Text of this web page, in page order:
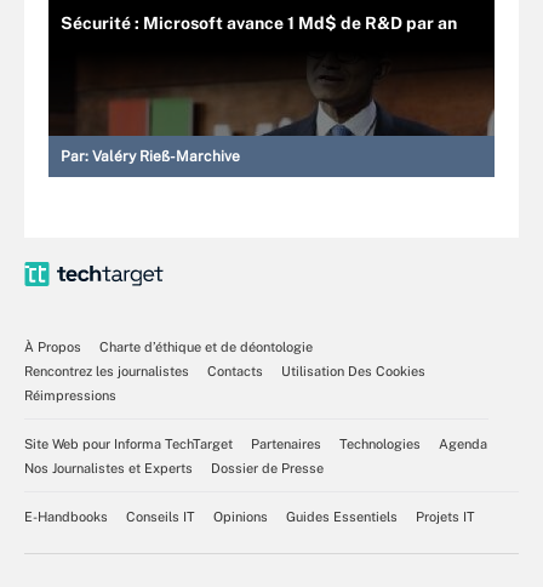
Sécurité : Microsoft avance 1 Md$ de R&D par an
Par: Valéry Rieß-Marchive
À Propos
Charte d’éthique et de déontologie
Rencontrez les journalistes
Contacts
Utilisation Des Cookies
Réimpressions
Site Web pour Informa TechTarget Partenaires Technologies
Agenda
Nos Journalistes et Experts
Dossier de Presse
E-Handbooks Conseils IT Opinions Guides Essentiels Projets IT